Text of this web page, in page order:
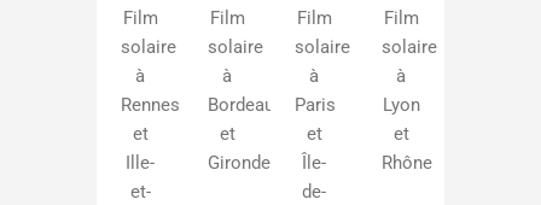
Film
solaire
à
Rennes
et
Ille-
et-
Film
solaire
à
Bordeaux
et
Gironde
Film
solaire
à
Paris
et
Île-
de-
Film
solaire
à
Lyon
et
Rhône